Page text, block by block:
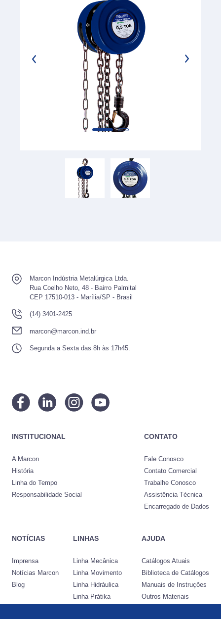
Marcon Indústria Metalúrgica Ltda.
Rua Coelho Neto, 48 - Bairro Palmital
CEP 17510-013 - Marília/SP - Brasil
(14) 3401-2425
marcon@marcon.ind.br
Segunda a Sexta das 8h às 17h45.
INSTITUCIONAL
A Marcon
História
Linha do Tempo
Responsabilidade Social
CONTATO
Fale Conosco
Contato Comercial
Trabalhe Conosco
Assistência Técnica
Encarregado de Dados
NOTÍCIAS
Imprensa
Notícias Marcon
Blog
LINHAS
Linha Mecânica
Linha Movimento
Linha Hidráulica
Linha Prátika
AJUDA
Catálogos Atuais
Biblioteca de Catálogos
Manuais de Instruções
Outros Materiais